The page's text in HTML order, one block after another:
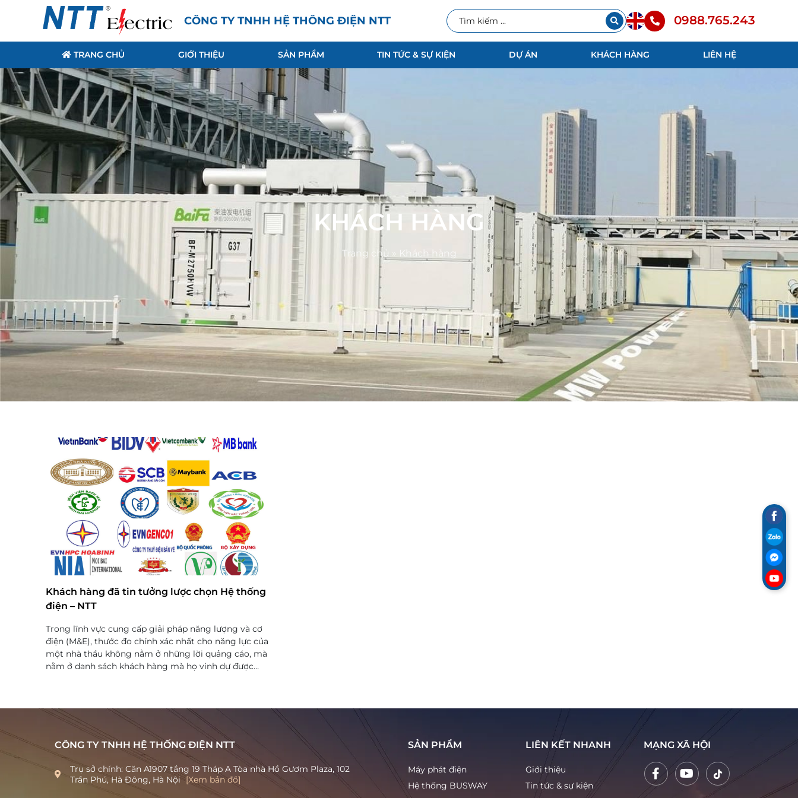
CÔNG TY TNHH HỆ THỐNG ĐIỆN NTT 0988.765.243
TRANG CHỦ GIỚI THIỆU SẢN PHẨM TIN TỨC & SỰ KIỆN DỰ ÁN KHÁCH HÀNG LIÊN HỆ
KHÁCH HÀNG
Trang chủ » Khách hàng
Khách hàng đã tin tưởng lược chọn Hệ thống
điện – NTT
Trong lĩnh vực cung cấp giải pháp năng lượng và cơ
điện (M&E), thước đo chính xác nhất cho năng lực của
một nhà thầu không nằm ở những lời quảng cáo, mà
nằm ở danh sách khách hàng mà họ vinh dự được
CÔNG TY TNHH HỆ THỐNG ĐIỆN NTT
Trụ sở chính: Căn A1907 tầng 19 Tháp A Tòa nhà Hồ Gươm Plaza, 102
Trần Phú, Hà Đông, Hà Nội [Xem bản đồ]
SẢN PHẨM
Máy phát điện
Hệ thống BUSWAY
LIÊN KẾT NHANH
Giới thiệu
Tin tức & sự kiện
MẠNG XÃ HỘI